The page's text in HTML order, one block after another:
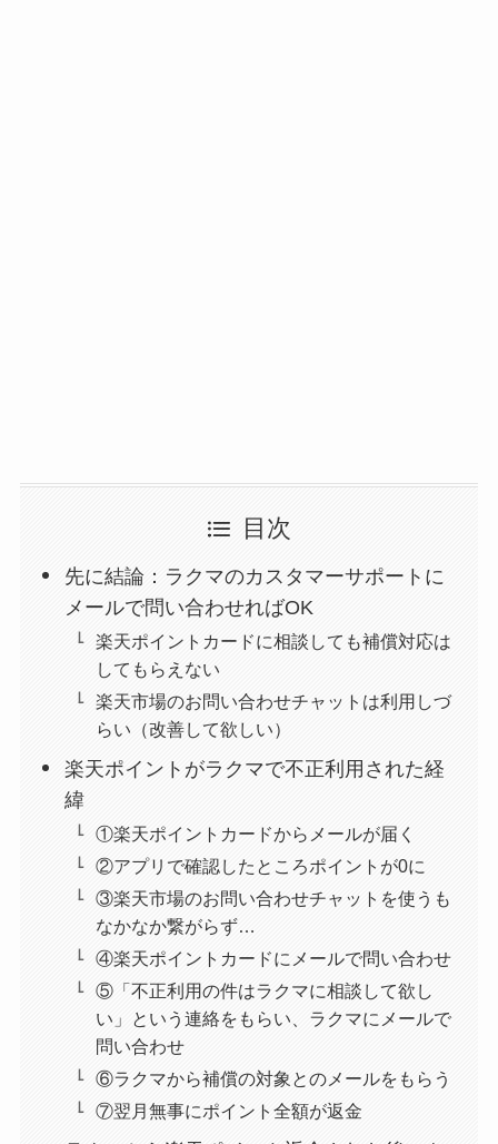
目次
先に結論：ラクマのカスタマーサポートに
メールで問い合わせればOK
楽天ポイントカードに相談しても補償対応は
してもらえない
楽天市場のお問い合わせチャットは利用しづ
らい（改善して欲しい）
楽天ポイントがラクマで不正利用された経
緯
①楽天ポイントカードからメールが届く
②アプリで確認したところポイントが0に
③楽天市場のお問い合わせチャットを使うも
なかなか繋がらず…
④楽天ポイントカードにメールで問い合わせ
⑤「不正利用の件はラクマに相談して欲し
い」という連絡をもらい、ラクマにメールで
問い合わせ
⑥ラクマから補償の対象とのメールをもらう
⑦翌月無事にポイント全額が返金